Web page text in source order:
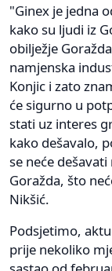
"Ginex je jedna
kako su ljudi iz
obilježje
namjenska
Konjic i zato
će sigurno u
stati uz interes
kako dešavalo,
se neće
Goražda, što
Nikšić.
Podsjetimo,
prije nekoliko